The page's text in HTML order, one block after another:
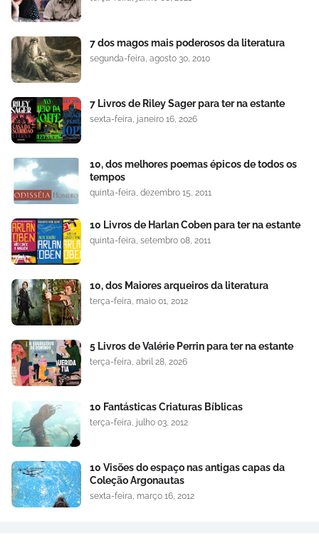
7 dos magos mais poderosos da literatura
segunda-feira, agosto 30, 2010
7 Livros de Riley Sager para ter na estante
sexta-feira, janeiro 16, 2026
10, dos melhores poemas épicos de todos os
tempos
quinta-feira, dezembro 15, 2011
10 Livros de Harlan Coben para ter na estante
quinta-feira, setembro 08, 2011
10, dos Maiores arqueiros da literatura
terça-feira, maio 01, 2012
5 Livros de Valérie Perrin para ter na estante
terça-feira, abril 28, 2026
10 Fantásticas Criaturas Bíblicas
terça-feira, julho 03, 2012
10 Visões do espaço nas antigas capas da
Coleção Argonautas
sexta-feira, março 16, 2012